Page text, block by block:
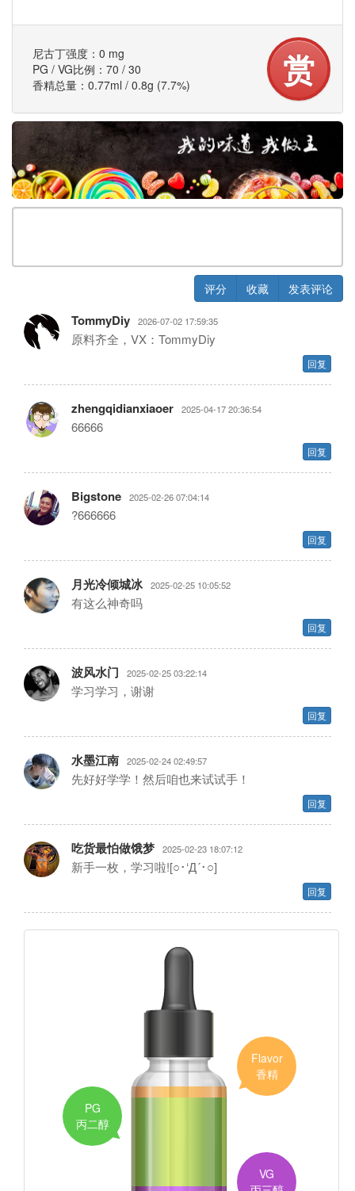
尼古丁强度：0 mg
PG / VG比例：70 / 30
香精总量：0.77ml / 0.8g (7.7%)
赏
评分 收藏 发表评论
TommyDiy 2026-07-02 17:59:35
⁣⁣⁣⁣原料齐全，VX：TommyDiy
回复
zhengqidianxiaoer 2025-04-17 20:36:54
66666
回复
Bigstone 2025-02-26 07:04:14
?666666
回复
月光冷倾城冰 2025-02-25 10:05:52
有这么神奇吗
回复
波风水门 2025-02-25 03:22:14
学习学习，谢谢
回复
水墨江南 2025-02-24 02:49:57
先好好学学！然后咱也来试试手！
回复
吃货最怕做饿梦 2025-02-23 18:07:12
新手一枚，学习啦![○･‘Д´･○]
回复
Flavor
香精
PG
丙二醇
VG